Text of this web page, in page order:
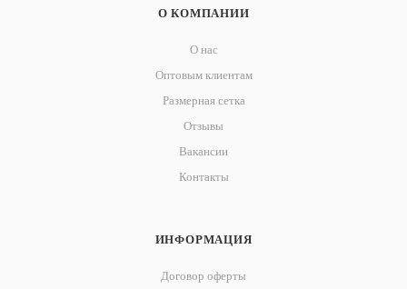
О КОМПАНИИ
О нас
Оптовым клиентам
Размерная сетка
Отзывы
Вакансии
Контакты
ИНФОРМАЦИЯ
Договор оферты